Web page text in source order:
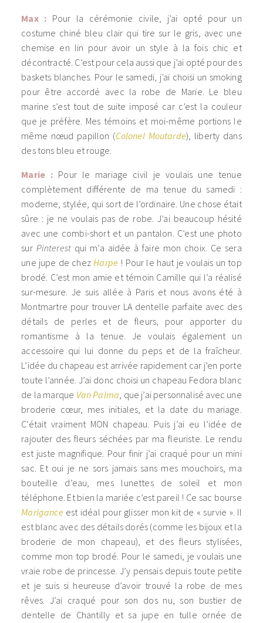
Max : Pour la cérémonie civile, j’ai opté pour un
costume chiné bleu clair qui tire sur le gris, avec une
chemise en lin pour avoir un style à la fois chic et
décontracté. C’est pour cela aussi que j’ai opté pour des
baskets blanches. Pour le samedi, j’ai choisi un smoking
pour être accordé avec la robe de Marie. Le bleu
marine s’est tout de suite imposé car c’est la couleur
que je préfère. Mes témoins et moi-même portions le
même nœud papillon (Colonel Moutarde), liberty dans
des tons bleu et rouge.
Marie : Pour le mariage civil je voulais une tenue
complètement différente de ma tenue du samedi :
moderne, stylée, qui sort de l’ordinaire. Une chose était
sûre : je ne voulais pas de robe. J’ai beaucoup hésité
avec une combi-short et un pantalon. C’est une photo
sur Pinterest qui m’a aidée à faire mon choix. Ce sera
une jupe de chezHarpe ! Pour le haut je voulais un top
brodé. C’est mon amie et témoin Camille qui l’a réalisé
sur-mesure. Je suis allée à Paris et nous avons été à
Montmartre pour trouver LA dentelle parfaite avec des
détails de perles et de fleurs, pour apporter du
romantisme à la tenue. Je voulais également un
accessoire qui lui donne du peps et de la fraîcheur.
L’idée du chapeau est arrivée rapidement car j’en porte
toute l’année. J’ai donc choisi un chapeau Fedora blanc
de la marque Van Palma, que j’ai personnalisé avec une
broderie cœur, mes initiales, et la date du mariage.
C’était vraiment MON chapeau. Puis j’ai eu l’idée de
rajouter des fleurs séchées par ma fleuriste. Le rendu
est juste magnifique. Pour finir j’ai craqué pour un mini
sac. Et oui je ne sors jamais sans mes mouchoirs, ma
bouteille d’eau, mes lunettes de soleil et mon
téléphone. Et bien la mariée c’est pareil ! Ce sac bourse
Marigance est idéal pour glisser mon kit de « survie ». Il
est blanc avec des détails dorés (comme les bijoux et la
broderie de mon chapeau), et des fleurs stylisées,
comme mon top brodé. Pour le samedi, je voulais une
vraie robe de princesse. J’y pensais depuis toute petite
et je suis si heureuse d’avoir trouvé la robe de mes
rêves. J’ai craqué pour son dos nu, son bustier de
dentelle de Chantilly et sa jupe en tulle ornée de